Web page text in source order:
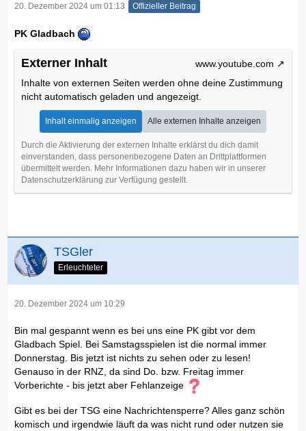
20. Dezember 2024 um 01:13 Offizieller Beitrag
PK Gladbach
Externer Inhalt
www.youtube.com
Inhalte von externen Seiten werden ohne deine Zustimmung
nicht automatisch geladen und angezeigt.
Inhalt einmalig anzeigen Alle externen Inhalte anzeigen
Durch die Aktivierung der externen Inhalte erklärst du dich damit
einverstanden, dass personenbezogene Daten an Drittplattformen
übermittelt werden. Mehr Informationen dazu haben wir in unserer
Datenschutzerklärung zur Verfügung gestellt.
TSGler
Erleuchteter
20. Dezember 2024 um 10:29
Bin mal gespannt wenn es bei uns eine PK gibt vor dem
Gladbach Spiel. Bei Samstagsspielen ist die normal immer
Donnerstag. Bis jetzt ist nichts zu sehen oder zu lesen!
Genauso in der RNZ, da sind Do. bzw. Freitag immer
Vorberichte - bis jetzt aber Fehlanzeige
Gibt es bei der TSG eine Nachrichtensperre? Alles ganz schön
komisch und irgendwie läuft da was nicht rund oder nutzen sie